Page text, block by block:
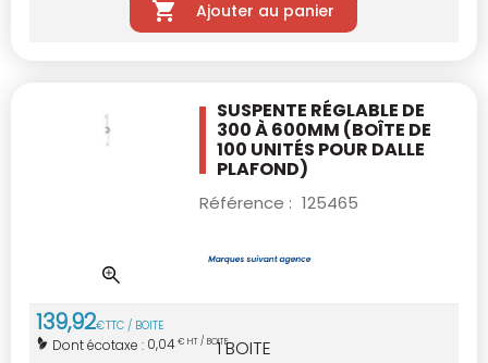
Ajouter au panier
SUSPENTE RÉGLABLE DE
300 À 600MM (BOÎTE DE
100 UNITÉS POUR DALLE
PLAFOND)
Référence : 125465
139,92€TTC / BOITE
Dont écotaxe : 0,04€ HT / BOITE
1 BOITE